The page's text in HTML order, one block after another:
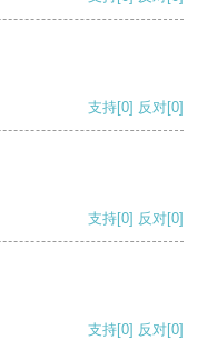
支持[0] 反对[0]
支持[0] 反对[0]
支持[0] 反对[0]